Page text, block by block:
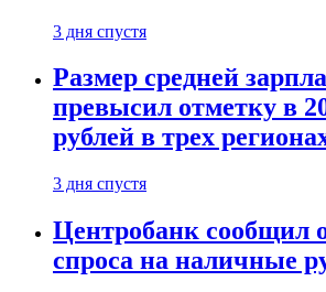
3 дня спустя
Размер средней
превысил отметку в
рублей в трех
3 дня спустя
Центробанк сообщил
спроса на наличные